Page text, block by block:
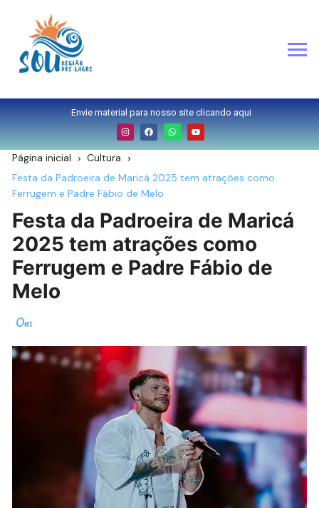
Envie material para nosso site clicando aqui
Página inicial
Cultura
Festa da Padroeira de Maricá 2025 tem atrações como
Ferrugem e Padre Fábio de Melo
Festa da Padroeira de Maricá
2025 tem atrações como
Ferrugem e Padre Fábio de
Melo
On: